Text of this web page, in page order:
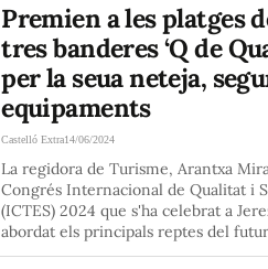
Premien a les platges
tres banderes ‘Q de
per la seua neteja,
equipaments
Castelló Extra14/06/2024
La regidora de Turisme, Arantxa
Congrés Internacional de Qualitat i
(ICTES) 2024 que s'ha celebrat a
abordat els principals reptes del